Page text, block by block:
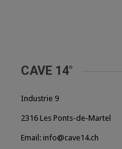
CAVE 14°
Industrie 9
2316 Les Ponts-de-Martel
Email: info@cave14.ch